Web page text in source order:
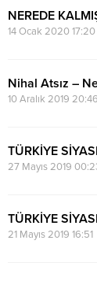
NEREDE
14 Ocak 2020 17:20
Nihal Atsız –
10 Aralık 2019 20:46
TÜRKİYE
27 Mayıs 2019
TÜRKİYE
21 Mayıs 2019 16:51